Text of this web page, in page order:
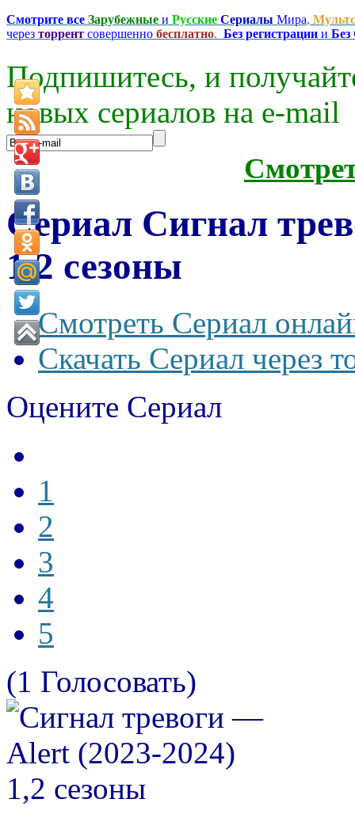
Смотрите все Зарубежные и Русские Сериалы Мира,
через торрент совершенно бесплатно. Без регистрации и
Подпишитесь, и
новых сериалов на e-mаil
Сериал Сигнал
1,2 сезоны
Смотреть Сериал
Скачать Сериал через
Оцените Сериал
1
2
3
4
5
(1 Голосовать)